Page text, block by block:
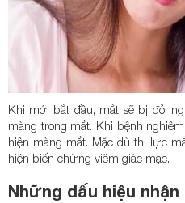
Khi mới bắt đầu, mắt sẽ bị đỏ,
màng trong mắt. Khi bệnh
hiện màng mắt. Mặc dù thị lực
hiện biến chứng viêm giác mạc.
Những dấu hiệu